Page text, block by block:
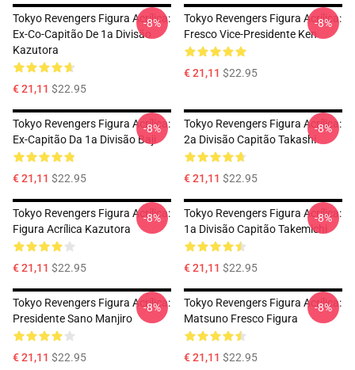
Tokyo Revengers Figura Acrílica:
Ex-Co-Capitão De 1a Divisão
Kazutora
€ 21,11 $22.95
-8%
Tokyo Revengers Figura Acrílica:
Fresco Vice-Presidente Ken
€ 21,11 $22.95
-8%
Tokyo Revengers Figura Acrílica:
Ex-Capitão Da 1a Divisão Baji
€ 21,11 $22.95
-8%
Tokyo Revengers Figura Acrílica:
2a Divisão Capitão Takashi
€ 21,11 $22.95
-8%
Tokyo Revengers Figura Acrílica:
Figura Acrílica Kazutora
€ 21,11 $22.95
-8%
Tokyo Revengers Figura Acrílica:
1a Divisão Capitão Takemichi
€ 21,11 $22.95
-8%
Tokyo Revengers Figura Acrílica:
Presidente Sano Manjiro
€ 21,11 $22.95
-8%
Tokyo Revengers Figura Acrílica:
Matsuno Fresco Figura
€ 21,11 $22.95
-8%